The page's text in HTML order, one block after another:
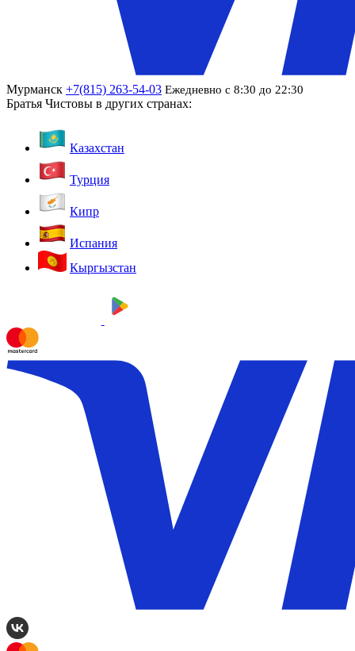
Мурманск +7(815) 263-54-03 Ежедневно с 8:30 до 22:30
Братья Чистовы в других странах:
Казахстан
Турция
Кипр
Испания
Кыргызстан